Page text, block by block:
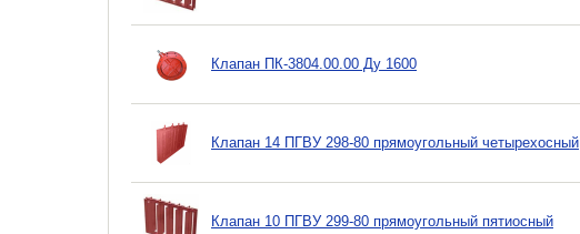
Клапан ПК-3804.00.00 Ду 1600
Клапан 14 ПГВУ 298-80 прямоугольный четырехосный
Клапан 10 ПГВУ 299-80 прямоугольный пятиосный